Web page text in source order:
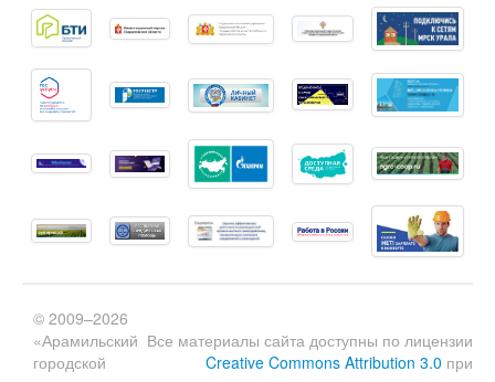
Все материалы сайта доступны по лицензии
Creative Commons Attribution 3.0 при
© 2009–2026
«Арамильский
городской